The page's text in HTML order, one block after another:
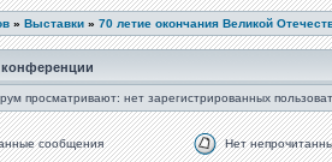
» Выставки » 70 летие окончания Великой
конференции
просматривают: нет зарегистрированных
сообщения
Нет